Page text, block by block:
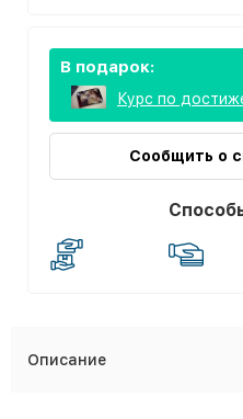
В подарок:
Курс по
Сообщить о
Описание